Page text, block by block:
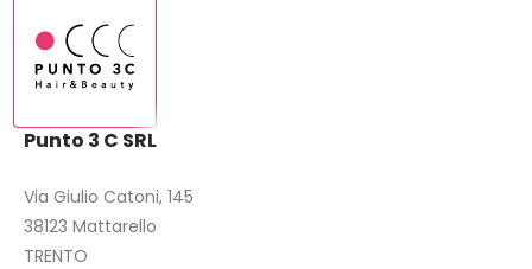
Punto 3 C SRL
Via Giulio Catoni, 145
38123 Mattarello
TRENTO